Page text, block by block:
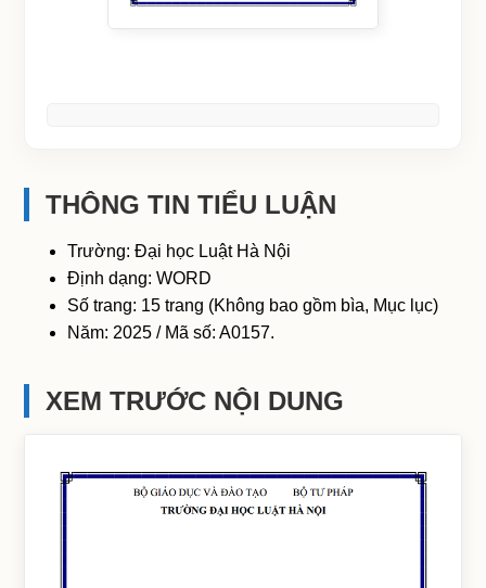
THÔNG TIN TIỂU LUẬN
Trường: Đại học Luật Hà Nội
Định dạng: WORD
Số trang: 15 trang (Không bao gồm bìa, Mục lục)
Năm: 2025 / Mã số: A0157.
XEM TRƯỚC NỘI DUNG